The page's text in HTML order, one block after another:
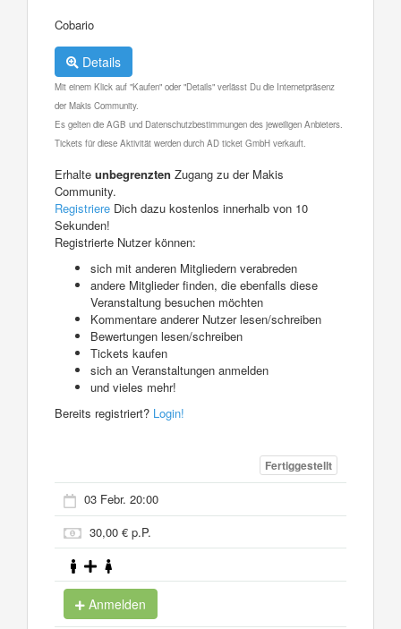
Cobario
Details
Mit einem Klick auf "Kaufen" oder "Details" verlässt Du die Internetpräsenz
der Makis Community.
Es gelten die AGB und Datenschutzbestimmungen des jeweiligen Anbieters.
Tickets für diese Aktivität werden durch AD ticket GmbH verkauft.
Erhalte unbegrenzten Zugang zu der Makis
Community.
Registriere Dich dazu kostenlos innerhalb von 10
Sekunden!
Registrierte Nutzer können:
sich mit anderen Mitgliedern verabreden
andere Mitglieder finden, die ebenfalls diese
Veranstaltung besuchen möchten
Kommentare anderer Nutzer lesen/schreiben
Bewertungen lesen/schreiben
Tickets kaufen
sich an Veranstaltungen anmelden
und vieles mehr!
Bereits registriert? Login!
Fertiggestellt
03 Febr. 20:00
30,00 € p.P.
Anmelden